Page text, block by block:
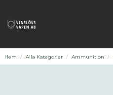
Hem Alla Kategorier Ammunition